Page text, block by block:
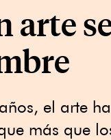
arte
el arte
más que